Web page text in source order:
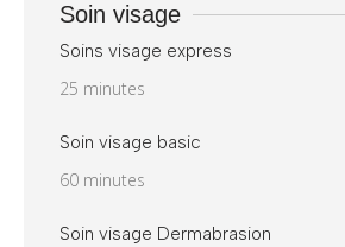
Soin visage
Soins visage express
25 minutes
Soin visage basic
60 minutes
Soin visage Dermabrasion